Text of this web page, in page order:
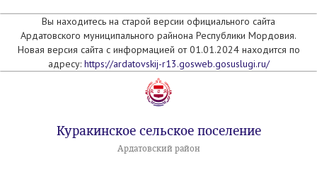
Вы находитесь на старой версии официального сайта
Ардатовского муниципального райнона Республики Мордовия.
Новая версия сайта с информацией от 01.01.2024 находится по
адресу: https://ardatovskij-r13.gosweb.gosuslugi.ru/
Куракинское сельское поселение
Ардатовский район